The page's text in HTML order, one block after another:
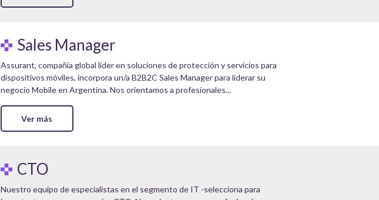
Sales Manager
Assurant, compañía global líder en soluciones de protección y servicios para
dispositivos móviles, incorpora un/a B2B2C Sales Manager para liderar su
negocio Mobile en Argentina. Nos orientamos a profesionales...
Ver más
CTO
Nuestro equipo de especialistas en el segmento de IT -selecciona para